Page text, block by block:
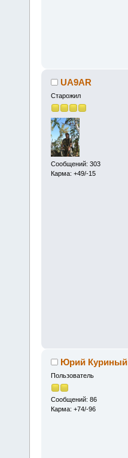
UA9AR
Старожил
Сообщений: 303
Карма: +49/-15
Юрий Куриный
Пользователь
Сообщений: 86
Карма: +74/-96